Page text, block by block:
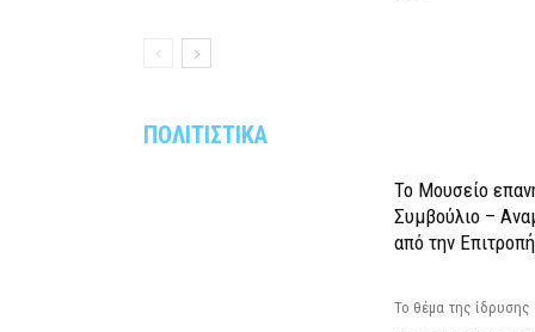
ΠΟΛΙΤΙΣΤΙΚΑ
Το Μουσείο
Συμβούλιο –
από την Επιτροπή
Το θέμα της ίδρυσης